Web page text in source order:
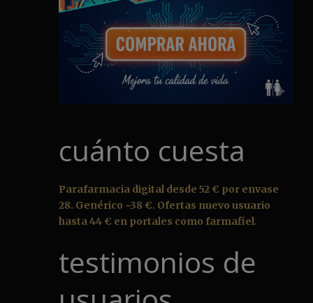
cuánto cuesta
Parafarmacia digital desde 52 € por envase
28. Genérico ~38 €. Ofertas nuevo usuario
hasta 44 € en portales como farmafiel.
testimonios de